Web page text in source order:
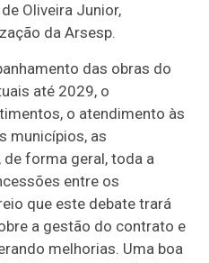
Oliveira Junior,
da Arsesp.
das obras do
até 2029, o
o atendimento às
municípios, as
forma geral, toda a
entre os
que este debate trará
a gestão do contrato e
melhorias. Uma boa